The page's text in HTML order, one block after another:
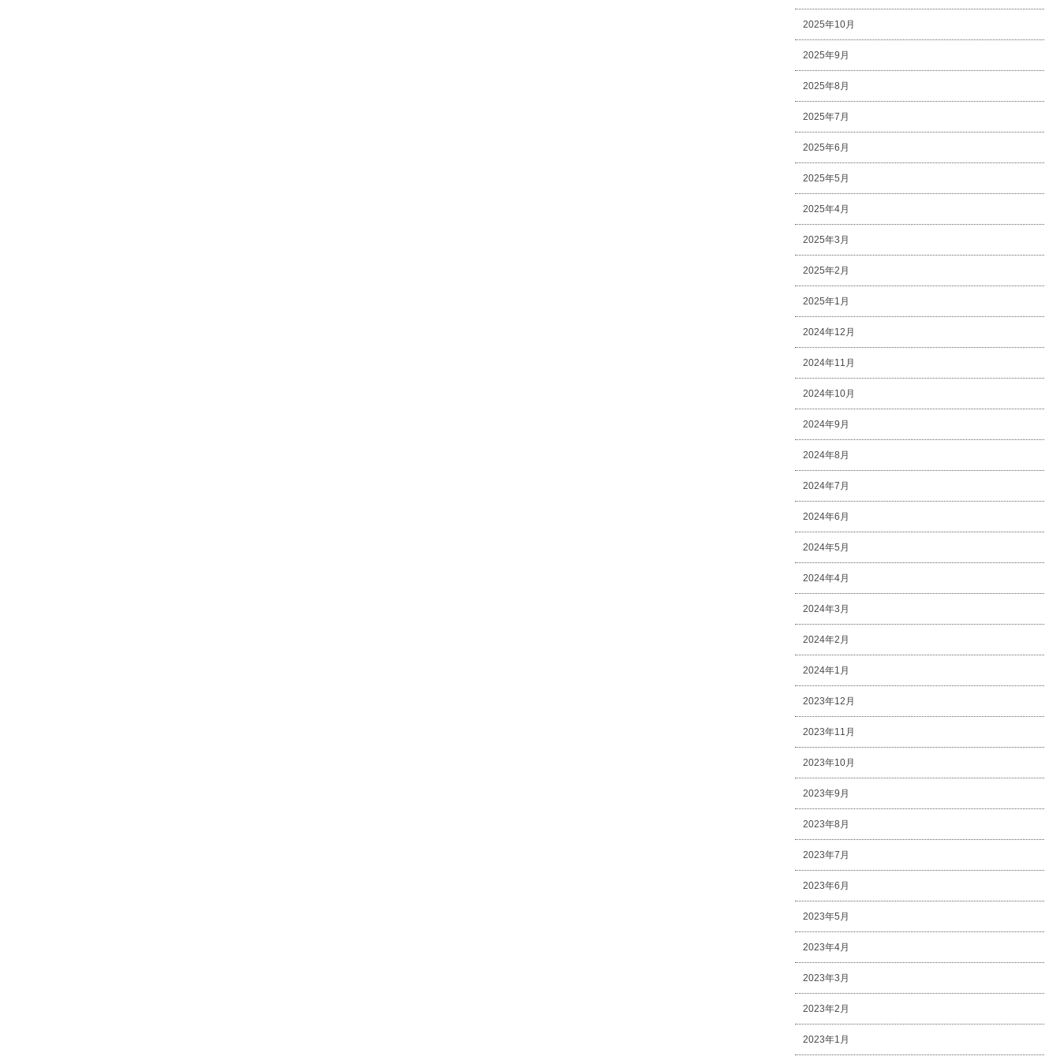
2025年10月
2025年9月
2025年8月
2025年7月
2025年6月
2025年5月
2025年4月
2025年3月
2025年2月
2025年1月
2024年12月
2024年11月
2024年10月
2024年9月
2024年8月
2024年7月
2024年6月
2024年5月
2024年4月
2024年3月
2024年2月
2024年1月
2023年12月
2023年11月
2023年10月
2023年9月
2023年8月
2023年7月
2023年6月
2023年5月
2023年4月
2023年3月
2023年2月
2023年1月